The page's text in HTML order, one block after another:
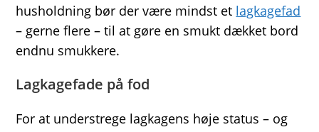
husholdning bør der være mindst et lagkagefad
– gerne flere – til at gøre en smukt dækket bord
endnu smukkere.
Lagkagefade på fod
For at understrege lagkagens høje status – og